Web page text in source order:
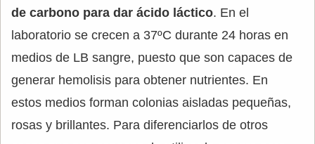
de carbono para dar ácido láctico. En el
laboratorio se crecen a 37ºC durante 24 horas en
medios de LB sangre, puesto que son capaces de
generar hemolisis para obtener nutrientes. En
estos medios forman colonias aisladas pequeñas,
rosas y brillantes. Para diferenciarlos de otros